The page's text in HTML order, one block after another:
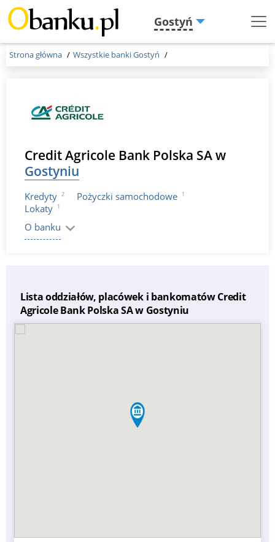
Gostyń
Menu
Strona główna Wszystkie banki Gostyń
Credit Agricole Bank Polska SA w
Gostyniu
Kredyty 2 Pożyczki samochodowe 1
Lokaty 1
O banku
Lista oddziałów, placówek i bankomatów Credit
Agricole Bank Polska SA w Gostyniu